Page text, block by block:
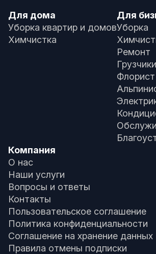
Для дома
Уборка квартир и домов
Химчистка
Для
Уборка
Ремонт
Грузчики
Флорист
Компания
О нас
Наши услуги
Вопросы и ответы
Контакты
Пользовательское соглашение
Политика конфиденциальности
Соглашение на хранение данных
Правила отмены подписки